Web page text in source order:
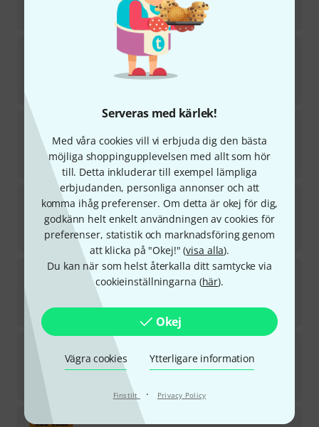
Serveras med kärlek!
Med våra cookies vill vi erbjuda dig den bästa
möjliga shoppingupplevelsen med allt som hör
till. Detta inkluderar till exempel lämpliga
erbjudanden, personliga annonser och att
komma ihåg preferenser. Om detta är okej för dig,
godkänn helt enkelt användningen av cookies för
preferenser, statistik och marknadsföring genom
att klicka på "Okej!" (visa alla).
Du kan när som helst återkalla ditt samtycke via
cookieinställningarna (här).
Okej
Vägra cookies Ytterligare information
Finstilt · Privacy Policy
kr
Hal Leonard Jazz Play-Along Dave Brubeck
i lager
Hal LeonardJazz Play-Along Modal Jazz
3
i lager
261kr
Jamey Aebersold Miles Of Modes
i lager
279kr
Hal LeonardJazz-Play-Along Oscar Peterson
I lager om ungefär en vecka
261kr
Hal Leonard
i lager
Jamey Aebersold